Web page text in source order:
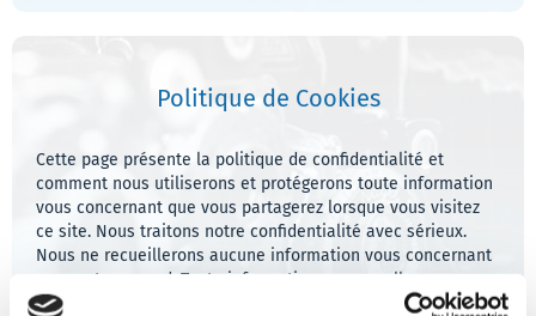
Politique de Cookies
Cette page présente la politique de confidentialité et
comment nous utiliserons et protégerons toute information
vous concernant que vous partagerez lorsque vous visitez
ce site. Nous traitons notre confidentialité avec sérieux.
Nous ne recueillerons aucune information vous concernant
sans votre accord. Toute information personnelle que vous
soumettrez sur ce site ne sera partagée avec aucune entité